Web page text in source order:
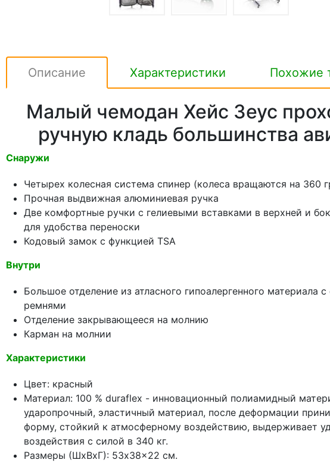
Описание Характеристики Похожие
Малый чемодан Хейс Зеус
ручную кладь большинства
Снаружи
Четырех колесная система спинер (колеса вращаются на 360
Прочная выдвижная алюминиевая ручка
Две комфортные ручки с гелиевыми вставками в верхней и
для удобства переноски
Кодовый замок с функцией TSA
Внутри
Большое отделение из атласного гипоалергенного материала
ремнями
Отделение закрывающееся на молнию
Карман на молнии
Характеристики
Цвет: красный
Материал: 100 % duraflex - инновационный полиамидный
ударопрочный, эластичный материал, после деформации
форму, стойкий к атмосферному воздействию, выдерживает
воздействия с силой в 340 кг.
Размеры (ШхВхГ): 53x38x22 см.